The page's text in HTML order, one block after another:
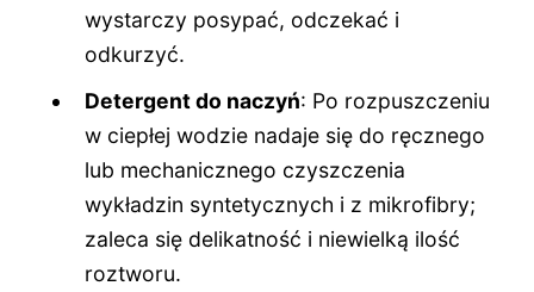
wystarczy posypać, odczekać i
odkurzyć.
Detergent do naczyń: Po rozpuszczeniu
w ciepłej wodzie nadaje się do ręcznego
lub mechanicznego czyszczenia
wykładzin syntetycznych i z mikrofibry;
zaleca się delikatność i niewielką ilość
roztworu.